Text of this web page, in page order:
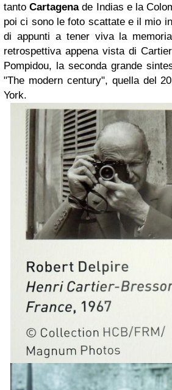
tantoCartagenade Indias e la
poi ci sono le foto scattate e il mio
di appunti a tener viva la
retrospettiva appena vista di
Pompidou, la seconda grande
"The modern century", quella del
York.